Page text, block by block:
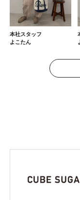
本社スタッフ
よこたん